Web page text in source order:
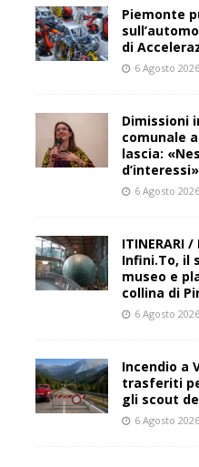
Piemonte
di
6 Agosto 2026
Dimissioni
comunale
lascia:
d’interessi»
6 Agosto 2026
ITINERARI
Infini.To, il
museo e
collina di
6 Agosto 2026
Incendio a
trasferiti
gli scout
6 Agosto 2026